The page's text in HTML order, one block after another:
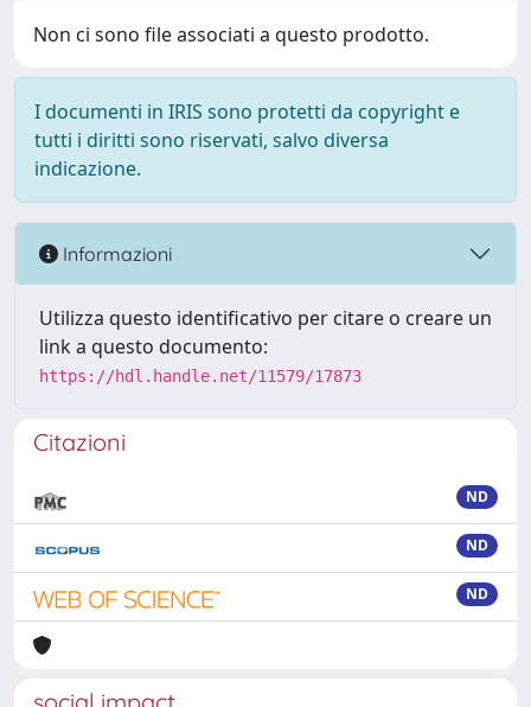
Non ci sono file associati a questo prodotto.
I documenti in IRIS sono protetti da copyright e
tutti i diritti sono riservati, salvo diversa
indicazione.
Informazioni
Utilizza questo identificativo per citare o creare un
link a questo documento:
https://hdl.handle.net/11579/17873
Citazioni
ND
ND
ND